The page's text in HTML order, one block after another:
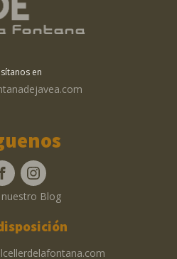
en
nuestro Blog